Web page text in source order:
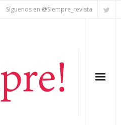
Síguenos en @Siempre_revista